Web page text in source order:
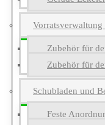
Zubehör für
Zubehör für
Schubladen und
Feste